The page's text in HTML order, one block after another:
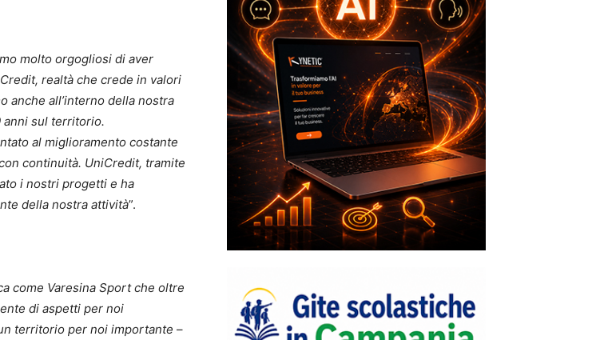
molto orgogliosi di aver
realtà che crede in valori
anche all’interno della nostra
anni sul territorio.
al miglioramento costante
continuità. UniCredit, tramite
i nostri progetti e ha
della nostra attività”.
come Varesina Sport che oltre
di aspetti per noi
territorio per noi importante –